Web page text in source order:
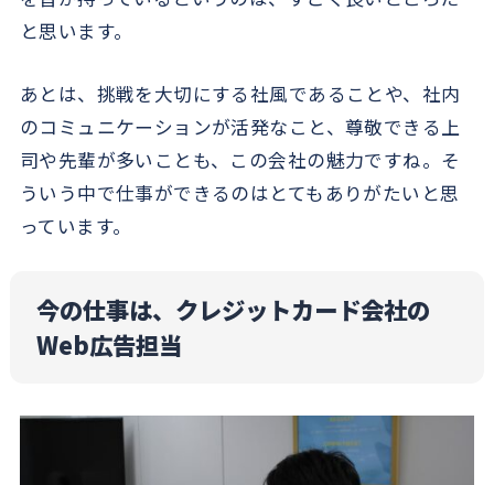
と思います。
あとは、挑戦を大切にする社風であることや、社内
のコミュニケーションが活発なこと、尊敬できる上
司や先輩が多いことも、この会社の魅力ですね。そ
ういう中で仕事ができるのはとてもありがたいと思
っています。
今の仕事は、クレジットカード会社の
Web広告担当